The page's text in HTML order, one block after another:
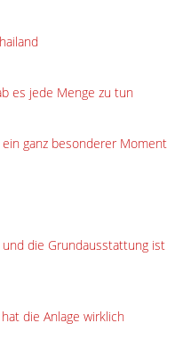
es jede Menge zu tun
ganz besonderer Moment
die Grundausstattung ist
die Anlage wirklich